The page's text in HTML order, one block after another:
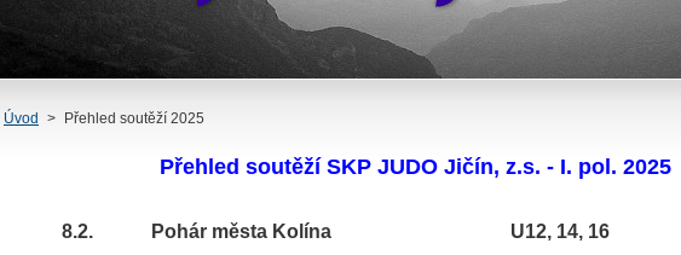
Úvod > Přehled soutěží 2025
Přehled soutěží SKP JUDO Jičín, z.s. - I. pol. 2025
8.2. Pohár města Kolína
U12, 14, 16